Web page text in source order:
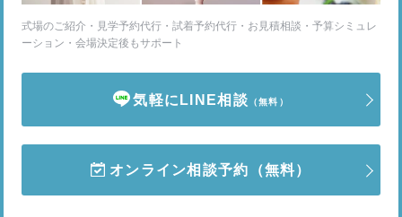
式場のご紹介・見学予約代行・試着予約代行・お見積相談・予算シミュレ
ーション・会場決定後もサポート
気軽にLINE相談 （無料）
オンライン相談予約 （無料）